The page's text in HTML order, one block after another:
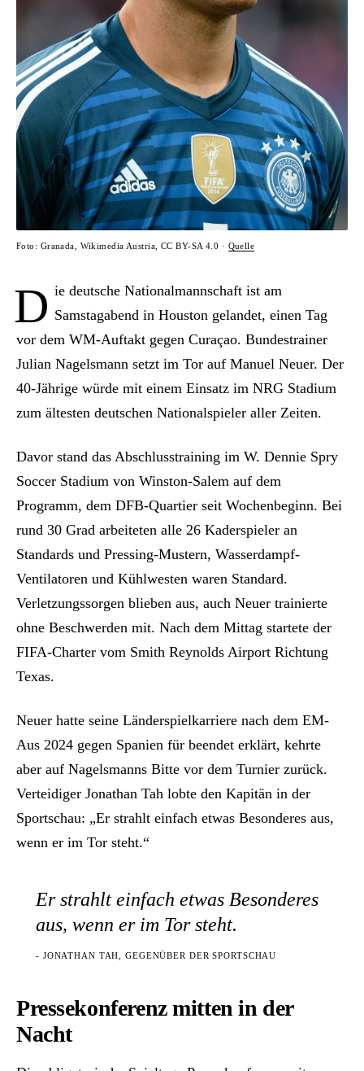
Foto: Granada, Wikimedia Austria, CC BY-SA 4.0 · Quelle
D ie deutsche Nationalmannschaft ist am
Samstagabend in Houston gelandet, einen Tag
vor dem WM-Auftakt gegen Curaçao. Bundestrainer
Julian Nagelsmann setzt im Tor auf Manuel Neuer. Der
40-Jährige würde mit einem Einsatz im NRG Stadium
zum ältesten deutschen Nationalspieler aller Zeiten.
Davor stand das Abschlusstraining im W. Dennie Spry
Soccer Stadium von Winston-Salem auf dem
Programm, dem DFB-Quartier seit Wochenbeginn. Bei
rund 30 Grad arbeiteten alle 26 Kaderspieler an
Standards und Pressing-Mustern, Wasserdampf-
Ventilatoren und Kühlwesten waren Standard.
Verletzungssorgen blieben aus, auch Neuer trainierte
ohne Beschwerden mit. Nach dem Mittag startete der
FIFA-Charter vom Smith Reynolds Airport Richtung
Texas.
Neuer hatte seine Länderspielkarriere nach dem EM-
Aus 2024 gegen Spanien für beendet erklärt, kehrte
aber auf Nagelsmanns Bitte vor dem Turnier zurück.
Verteidiger Jonathan Tah lobte den Kapitän in der
Sportschau: „Er strahlt einfach etwas Besonderes aus,
wenn er im Tor steht.“
Er strahlt einfach etwas Besonderes
aus, wenn er im Tor steht.
- JONATHAN TAH, GEGENÜBER DER SPORTSCHAU
Pressekonferenz mitten in der
Nacht